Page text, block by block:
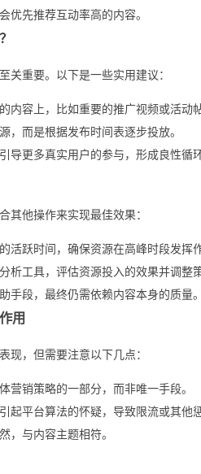
优先推荐互动率高的内容。
关重要。以下是一些实用建议：
内容上，比如重要的推广视频或活动帖
，而是根据发布时间表逐步投放。
导更多真实用户的参与，形成良性循环
其他操作来实现最佳效果：
活跃时间，确保资源在高峰时段发挥作
析工具，评估资源投入的效果并调整策
手段，最终仍需依赖内容本身的质量。
用
现，但需要注意以下几点：
营销策略的一部分，而非唯一手段。
起平台算法的怀疑，导致限流或其他惩
，与内容主题相符。